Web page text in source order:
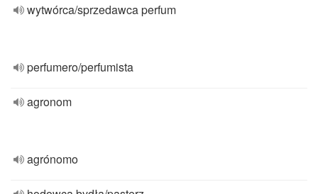
wytwórca/sprzedawca perfum
perfumero/perfumista
agronom
agrónomo